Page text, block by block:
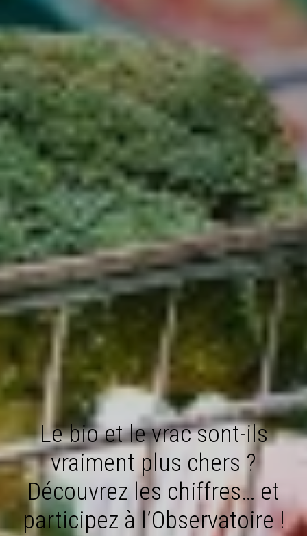
Le bio et le vrac sont-ils
vraiment plus chers ?
Découvrez les chiffres… et
participez à l’Observatoire !